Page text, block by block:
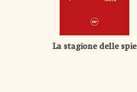
La stagione delle spie